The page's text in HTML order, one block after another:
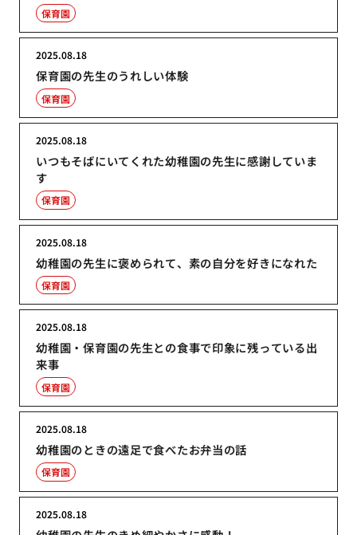
保育園
保育園の先生のうれしい体験
2025.08.18
保育園
いつもそばにいてくれた幼稚園の先生に感謝していま
す
2025.08.18
保育園
幼稚園の先生に褒められて、素の自分を好きになれた
2025.08.18
保育園
幼稚園・保育園の先生との食事で印象に残っている出
来事
2025.08.18
保育園
幼稚園のときの遠足で食べたお弁当の話
2025.08.18
保育園
2025.08.18